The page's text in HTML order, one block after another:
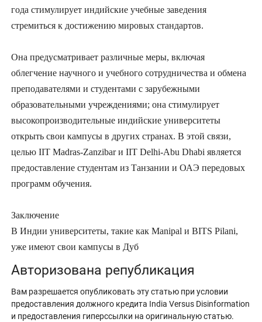
года стимулирует индийские учебные заведения
стремиться к достижению мировых стандартов.
Она предусматривает различные меры, включая
облегчение научного и учебного сотрудничества и обмена
преподавателями и студентами с зарубежными
образовательными учреждениями; она стимулирует
высокопроизводительные индийские университеты
открыть свои кампусы в других странах. В этой связи,
целью IIT Madras-Zanzibar и IIT Delhi-Abu Dhabi является
предоставление студентам из Танзании и ОАЭ передовых
программ обучения.
Заключение
В Индии университеты, такие как Manipal и BITS Pilani,
уже имеют свои кампусы в Дуб
Авторизована републикация
Вам разрешается опубликовать эту статью при условии
предоставления должного кредита India Versus Disinformation
и предоставления гиперссылки на оригинальную статью.